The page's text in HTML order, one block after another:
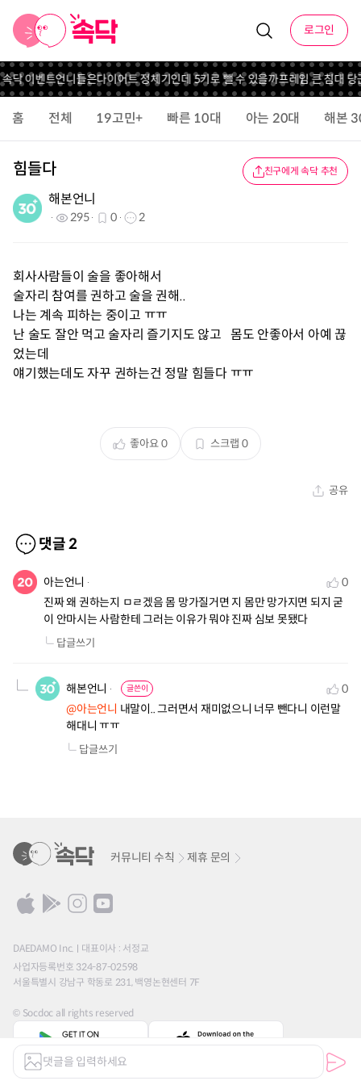
로그인
닥 이벤트언니들은다이어트 정체기인데 5키로 뺄 수 있을까프레임 큰 침대 당
홈 전체 19고민+ 빠른 10대 아는 20대 해본
힘들다 친구에게 속닥 추천
해본언니
295 0 2
회사사람들이 술을 좋아해서
술자리 참여를 권하고 술을 권해..
나는 계속 피하는 중이고 ㅠㅠ
난 술도 잘안 먹고 술자리 즐기지도 않고 몸도 안좋아서 아예 끊
었는데
얘기했는데도 자꾸 권하는건 정말 힘들다 ㅠㅠ
좋아요0 스크랩 0
공유
댓글2
아는언니
0
진짜 왜 권하는지 ㅁㄹ겠음 몸 망가질거면 지 몸만 망가지면 되지 굳
이 안마시는 사람한테 그러는 이유가 뭐야 진짜 심보 못됐다
답글쓰기
해본언니 글쓴이
0
@아는언니 내말이.. 그러면서 재미없으니 너무 뺀다니 이런말
해대니 ㅠㅠ
답글쓰기
커뮤니티 수칙 제휴 문의
DAEDAMO Inc.
대표이사 : 서정교
사업자등록번호 324-87-02598
서울특별시 강남구 학동로 231, 백영논현센터 7F
© Socdoc all rights reserved